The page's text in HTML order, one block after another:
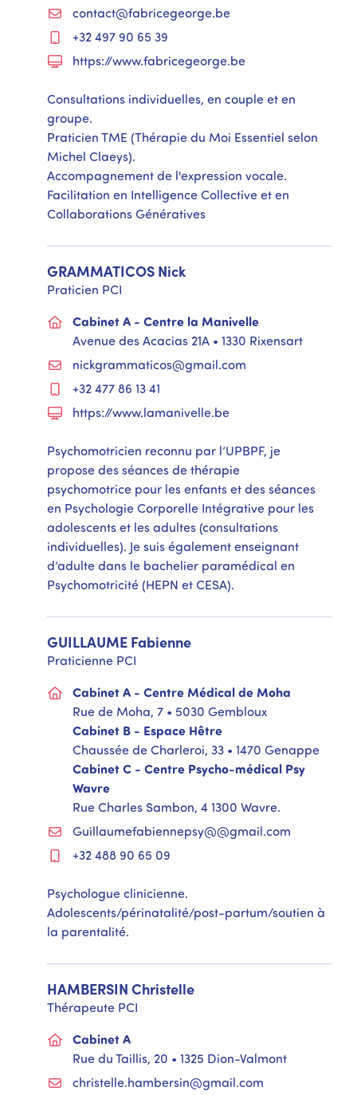
contact@fabricegeorge.be
+32 497 90 65 39
https://www.fabricegeorge.be
Consultations individuelles, en couple et en
groupe.
Praticien TME (Thérapie du Moi Essentiel selon
Michel Claeys).
Accompagnement de l'expression vocale.
Facilitation en Intelligence Collective et en
Collaborations Génératives
GRAMMATICOS Nick
Praticien PCI
Cabinet A - Centre la Manivelle
Avenue des Acacias 21A • 1330 Rixensart
nickgrammaticos@gmail.com
+32 477 86 13 41
https://www.lamanivelle.be
Psychomotricien reconnu par l’UPBPF, je
propose des séances de thérapie
psychomotrice pour les enfants et des séances
en Psychologie Corporelle Intégrative pour les
adolescents et les adultes (consultations
individuelles). Je suis également enseignant
d’adulte dans le bachelier paramédical en
Psychomotricité (HEPN et CESA).
GUILLAUME Fabienne
Praticienne PCI
Cabinet A - Centre Médical de Moha
Rue de Moha, 7 • 5030 Gembloux
Cabinet B - Espace Hêtre
Chaussée de Charleroi, 33 • 1470 Genappe
Cabinet C - Centre Psycho-médical Psy
Wavre
Rue Charles Sambon, 4 1300 Wavre.
Guillaumefabiennepsy@@gmail.com
+32 488 90 65 09
Psychologue clinicienne.
Adolescents/périnatalité/post-partum/soutien à
la parentalité.
HAMBERSIN Christelle
Thérapeute PCI
Cabinet A
Rue du Taillis, 20 • 1325 Dion-Valmont
christelle.hambersin@gmail.com